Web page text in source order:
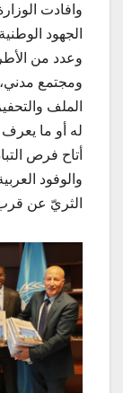
وافادت
الجهود
وعدد من
ومجتمع
الملف
له أو ما يعرف
أتاح فرص
والوفود
الثريّ عن